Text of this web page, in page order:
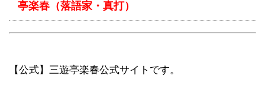
亭楽春（落語家・真打）
【公式】三遊亭楽春公式サイトです。